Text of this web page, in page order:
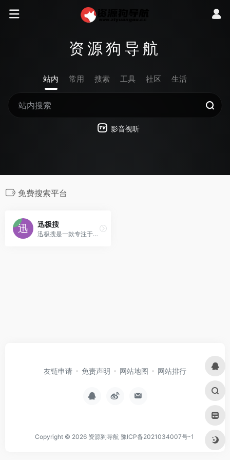
资源狗导航
站内 常用 搜索 工具 社区 生活
影音视听
免费搜索平台
迅极搜
迅极搜是一款专注于迅雷云盘的资源搜索平台，聚合并索引了多类资源，包括影视、小说、短剧、电视剧和软件等。
友链申请 免责声明 网站地图 网站排行
Copyright © 2026 资源狗导航 豫ICP备2021034007号-1